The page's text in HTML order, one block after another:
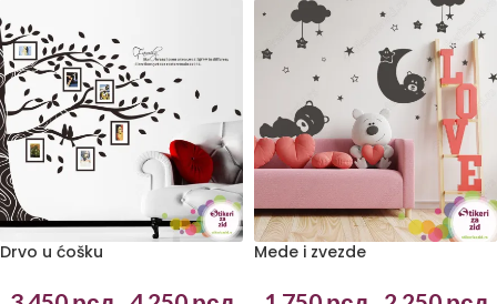
Drvo u ćošku Mede i zvezde